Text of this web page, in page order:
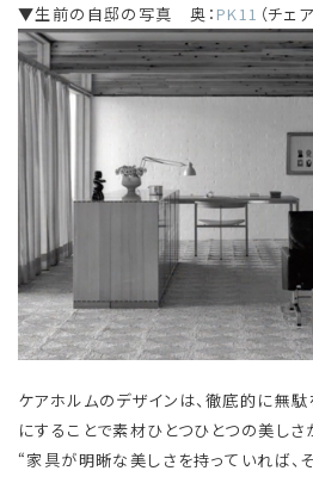
▼生前の自邸の写真 奥： PK11 （チェ
ケアホルムのデザインは、徹底的に無
にすることで素材ひとつひとつの美しさ
“家具が明晰な美しさを持っていれば、